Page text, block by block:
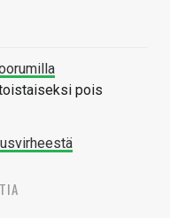
pois